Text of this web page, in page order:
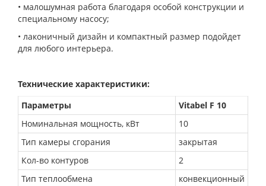
• малошумная работа благодаря особой конструкции и
специальному насосу;
• лаконичный дизайн и компактный размер подойдет
для любого интерьера.
Технические характеристики:
Параметры
Vitabel F 10
Номинальная мощность, кВт
10
Тип камеры сгорания
закрытая
Кол-во контуров
2
Тип теплообмена
конвекционный